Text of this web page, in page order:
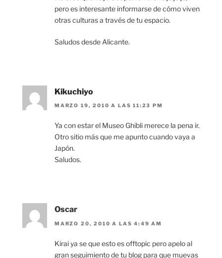
pero es interesante informarse de cómo viven
otras culturas a través de tu espacio.
Saludos desde Alicante.
Kikuchiyo
MARZO 19, 2010 A LAS 11:23 PM
Ya con estar el Museo Ghibli merece la pena ir.
Otro sitio más que me apunto cuando vaya a
Japón.
Saludos.
Oscar
MARZO 20, 2010 A LAS 4:49 AM
Kirai ya se que esto es offtopic pero apelo al
gran seguimiento de tu blog para que muevas